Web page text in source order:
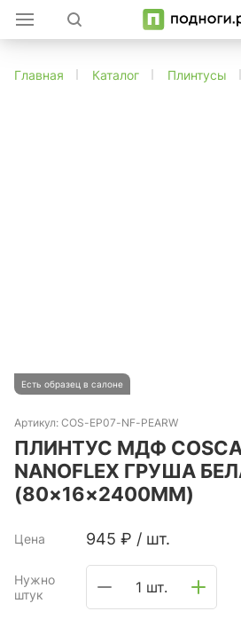
Главная Каталог Плинтусы
Есть образец в салоне
Артикул: COS-ЕP07-NF-PEARW
ПЛИНТУС МДФ COSCA
NANOFLEX ГРУША
(80×16×2400ММ)
Цена 945 ₽ / шт.
Нужно
штук
1 шт.